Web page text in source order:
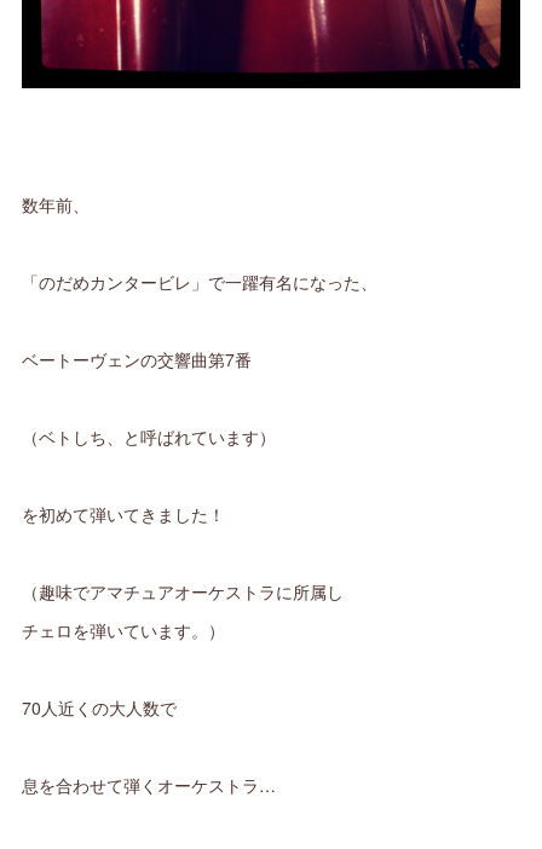
数年前、
「のだめカンタービレ」で一躍有名になった、
ベートーヴェンの交響曲第7番
（ベトしち、と呼ばれています）
を初めて弾いてきました！
（趣味でアマチュアオーケストラに所属し
チェロを弾いています。）
70人近くの大人数で
息を合わせて弾くオーケストラ…